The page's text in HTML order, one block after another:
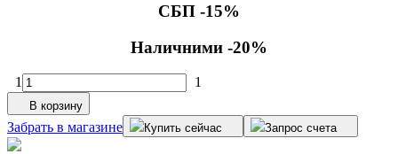
СБП -15%
Наличними -20%
1 1
В корзину
Забрать в магазине Купить сейчас Запрос счета